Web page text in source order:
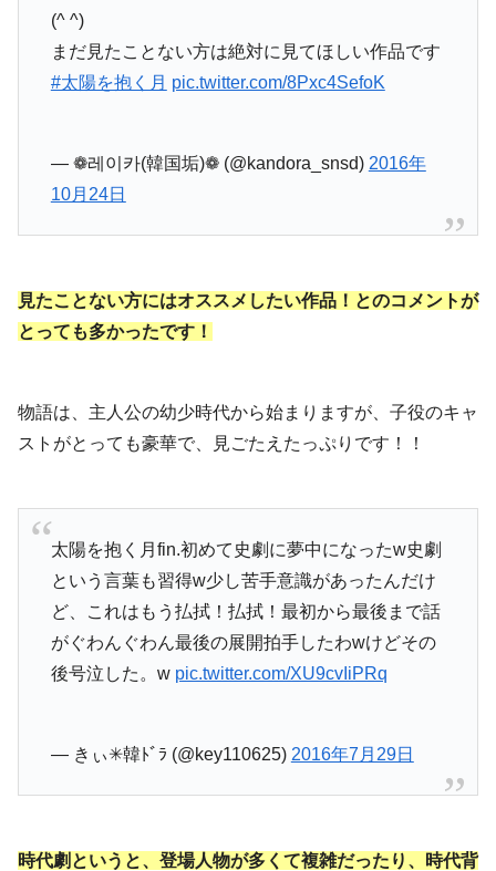
(^ ^)
まだ見たことない方は絶対に見てほしい作品です
#太陽を抱く月 pic.twitter.com/8Pxc4SefoK
— ❁레이카(韓国垢)❁ (@kandora_snsd) 2016年
10月24日
見たことない方にはオススメしたい作品！とのコメントが
とっても多かったです！
物語は、主人公の幼少時代から始まりますが、子役のキャ
ストがとっても豪華で、見ごたえたっぷりです！！
太陽を抱く月fin.初めて史劇に夢中になったw史劇
という言葉も習得w少し苦手意識があったんだけ
ど、これはもう払拭！払拭！最初から最後まで話
がぐわんぐわん最後の展開拍手したわwけどその
後号泣した。w pic.twitter.com/XU9cvIiPRq
— きぃ✳︎韓ﾄﾞﾗ (@key110625) 2016年7月29日
時代劇というと、登場人物が多くて複雑だったり、時代背